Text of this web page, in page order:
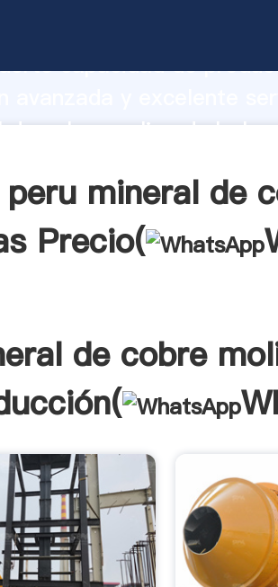
capacidad de
de cobre molino de
mineral de
Precio(
de cobre